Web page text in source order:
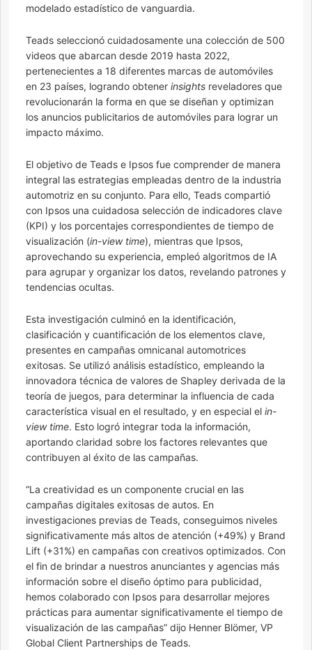
modelado estadístico de vanguardia.
Teads seleccionó cuidadosamente una colección de 500
videos que abarcan desde 2019 hasta 2022,
pertenecientes a 18 diferentes marcas de automóviles
en 23 países, logrando obtener insights reveladores que
revolucionarán la forma en que se diseñan y optimizan
los anuncios publicitarios de automóviles para lograr un
impacto máximo.
El objetivo de Teads e Ipsos fue comprender de manera
integral las estrategias empleadas dentro de la industria
automotriz en su conjunto. Para ello, Teads compartió
con Ipsos una cuidadosa selección de indicadores clave
(KPI) y los porcentajes correspondientes de tiempo de
visualización (in-view time), mientras que Ipsos,
aprovechando su experiencia, empleó algoritmos de IA
para agrupar y organizar los datos, revelando patrones y
tendencias ocultas.
Esta investigación culminó en la identificación,
clasificación y cuantificación de los elementos clave,
presentes en campañas omnicanal automotrices
exitosas. Se utilizó análisis estadístico, empleando la
innovadora técnica de valores de Shapley derivada de la
teoría de juegos, para determinar la influencia de cada
característica visual en el resultado, y en especial el in-
view time. Esto logró integrar toda la información,
aportando claridad sobre los factores relevantes que
contribuyen al éxito de las campañas.
“La creatividad es un componente crucial en las
campañas digitales exitosas de autos. En
investigaciones previas de Teads, conseguimos niveles
significativamente más altos de atención (+49%) y Brand
Lift (+31%) en campañas con creativos optimizados. Con
el fin de brindar a nuestros anunciantes y agencias más
información sobre el diseño óptimo para publicidad,
hemos colaborado con Ipsos para desarrollar mejores
prácticas para aumentar significativamente el tiempo de
visualización de las campañas” dijo Henner Blömer, VP
Global Client Partnerships de Teads.